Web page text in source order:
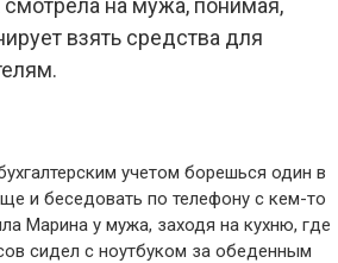
на мужа, понимая,
взять средства для
учетом борешься один в
и беседовать по телефону с кем-то
Марина у мужа, заходя на кухню, где
сидел с ноутбуком за обеденным